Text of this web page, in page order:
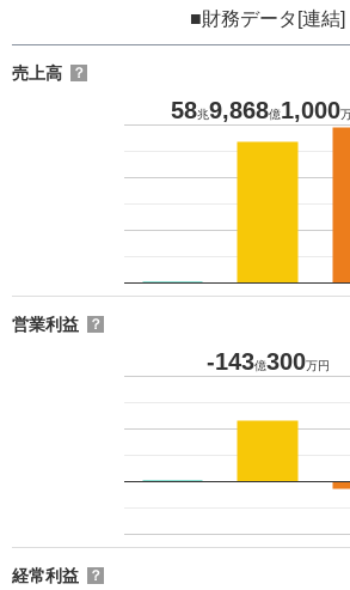
■財務データ[連結]
売上高 ？
58兆9,868億1,000
営業利益 ？
-143億300万円
経常利益 ？